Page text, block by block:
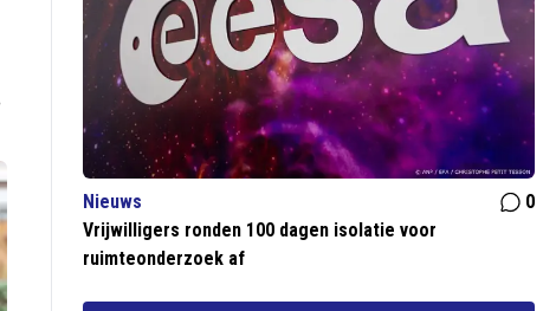
Nieuws
0
Vrijwilligers ronden 100 dagen isolatie voor
ruimteonderzoek af